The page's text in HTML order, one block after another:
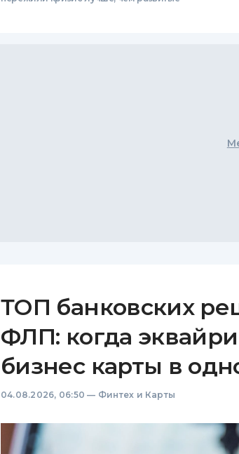
ТОП банковских
ФЛП: когда
бизнес карты в
04.08.2026, 06:50 — Финтех и Карты